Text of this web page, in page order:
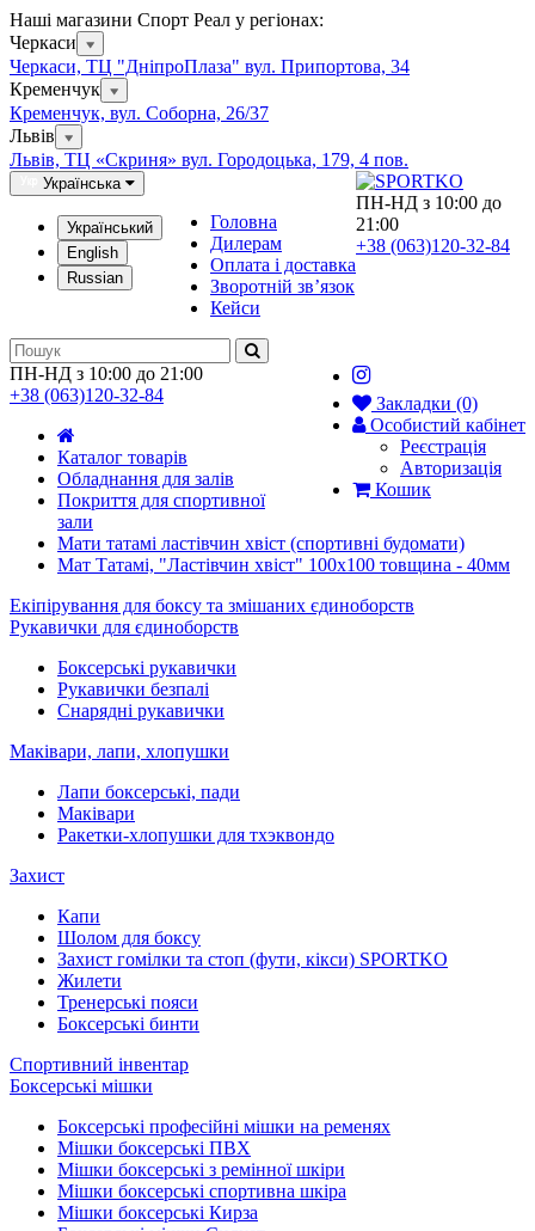
Наші магазини Спорт Реал у регіонах:
Черкаси
Черкаси, ТЦ "ДніпроПлаза" вул. Припортова, 34
Кременчук
Кременчук, вул. Соборна, 26/37
Львів
Львів, ТЦ «Скриня» вул. Городоцька, 179, 4 пов.
Українська
Український
English
Russian
Головна
Дилерам
Оплата і доставка
Зворотній зв’язок
Кейси
Закладки (0)
Особистий кабінет
Реєстрація
Авторизація
Кошик
ПН-НД з 10:00 до
21:00
+38 (063)120-32-84
ПН-НД з 10:00 до 21:00
+38 (063)120-32-84
Каталог товарів
Обладнання для залів
Покриття для спортивної
зали
Мати татамі ластівчин хвіст (спортивні будомати)
Мат Татамі, "Ластівчин хвіст" 100х100 товщина - 40мм
Екіпірування для боксу та змішаних єдиноборств
Рукавички для єдиноборств
Боксерські рукавички
Рукавички безпалі
Снарядні рукавички
Маківари, лапи, хлопушки
Лапи боксерські, пади
Маківари
Ракетки-хлопушки для тхэквондо
Захист
Капи
Шолом для боксу
Захист гомілки та стоп (фути, кікси) SPORTKO
Жилети
Тренерські пояси
Боксерські бинти
Спортивний інвентар
Боксерські мішки
Боксерські професійні мішки на ременях
Мішки боксерські ПВХ
Мішки боксерські з ремінної шкіри
Мішки боксерські спортивна шкіра
Мішки боксерські Кирза